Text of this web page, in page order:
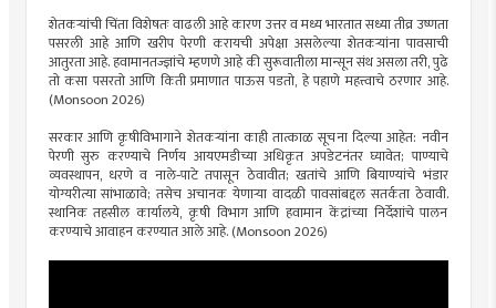
शेतकऱ्यांची चिंता विशेषतः वाढली आहे कारण उत्तर व मध्य भारतात सध्या तीव्र उष्णता
पसरली आहे आणि खरीप पेरणी करायची अपेक्षा असलेल्या शेतकऱ्यांना पावसाची
आतुरता आहे. हवामानतज्ज्ञांचे म्हणणे आहे की सुरूवातीला मान्सून संथ असला तरी, पुढे
तो कसा पसरतो आणि किती प्रमाणात पाऊस पडतो, हे पहाणे महत्त्वाचे ठरणार आहे.
(Monsoon 2026)
सरकार आणि कृषीविभागाने शेतकऱ्यांना काही तात्काळ सूचना दिल्या आहेत: नवीन
पेरणी सुरु करण्याचे निर्णय आयएमडीच्या अधिकृत अपडेटनंतर घ्यावेत; पाण्याचे
व्यवस्थापन, धरणे व नाले‑पाटे तपासून ठेवावीत; खतांचे आणि बियाण्यांचे भंडार
योग्यरीत्या सांभाळावे; तसेच अचानक येणाऱ्या वादळी पावसांबद्दल सतर्कता ठेवावी.
स्थानिक तहसील कार्यालये, कृषी विभाग आणि हवामान केंद्रांच्या निर्देशांचे पालन
करण्याचे आवाहन करण्यात आले आहे. (Monsoon 2026)